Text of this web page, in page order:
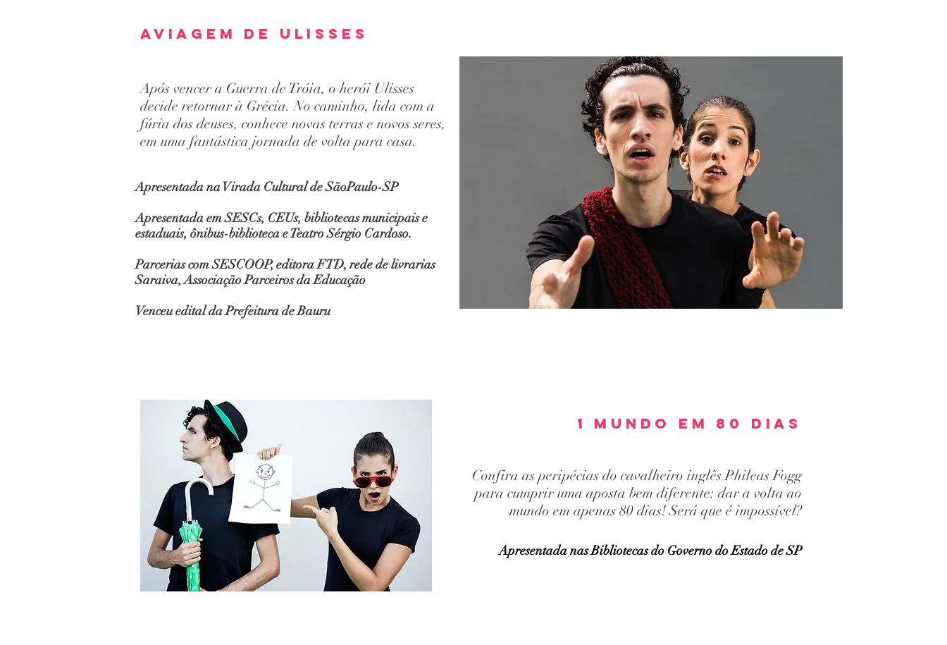
AVIAgem de ulisses
Após vencer a Guerra de Tróia, o herói Ulisses
decide retornar à Grécia. No caminho, lida com a
fúria dos deuses, conhece novas terras e novos seres,
em uma fantástica jornada de volta para casa.
Apresentada na Virada Cultural de SãoPaulo-SP
Apresentada em SESCs, CEUs, bibliotecas municipais e
estaduais, ônibus-biblioteca e Teatro Sérgio Cardoso.
Parcerias com SESCOOP, editora FTD, rede de livrarias
Saraiva, Associação Parceiros da Educação
Venceu edital da Prefeitura de Bauru
1 mundo em 80 dias
Confira as peripécias do cavalheiro inglês Phileas Fogg
para cumprir uma aposta bem diferente: dar a volta ao
mundo em apenas 80 dias! Será que é impossível?
Apresentada nas Bibliotecas do Governo do Estado de SP